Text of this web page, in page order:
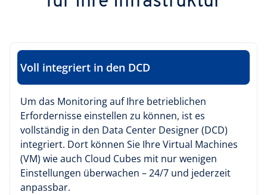
Voll integriert in den DCD
Um das Monitoring auf Ihre betrieblichen
Erfordernisse einstellen zu können, ist es
vollständig in den Data Center Designer (DCD)
integriert. Dort können Sie Ihre Virtual Machines
(VM) wie auch Cloud Cubes mit nur wenigen
Einstellungen überwachen – 24/7 und jederzeit
anpassbar.